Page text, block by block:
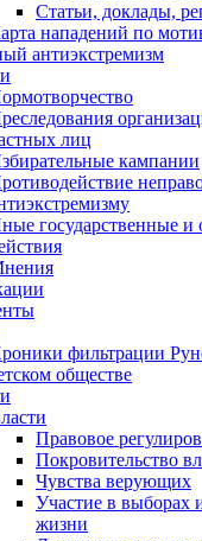
Статьи, доклады,
нападений по
антиэкстремизм
лиц
кампании
государственные и
фильтрации
обществе
Правовое
Покровительство
Чувства верующих
Участие в выборах
жизни